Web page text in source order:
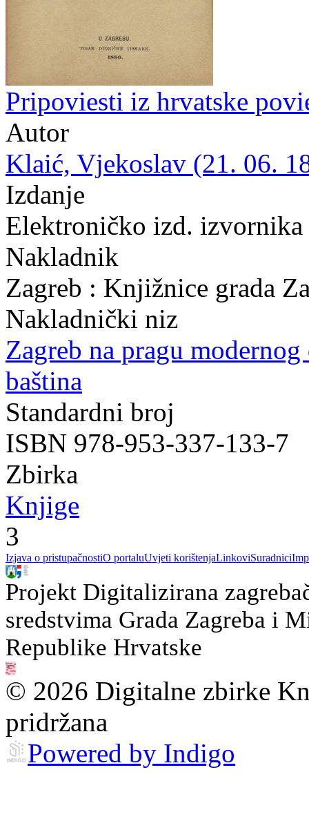
Pripoviesti iz hrvatske
Autor
Klaić, Vjekoslav (21. 06.
Izdanje
Elektroničko izd.
Nakladnik
Zagreb : Knjižnice grada
Nakladnički niz
Zagreb na pragu modernog
baština
Standardni broj
ISBN 978-953-337-133-7
Zbirka
Knjige
3
Izjava o pristupačnostiO portaluUvjeti korištenjaLinkoviSuradnici
Projekt Digitalizirana
sredstvima Grada Zagreba i
Republike Hrvatske
© 2026 Digitalne zbirke
pridržana
Powered by Indigo